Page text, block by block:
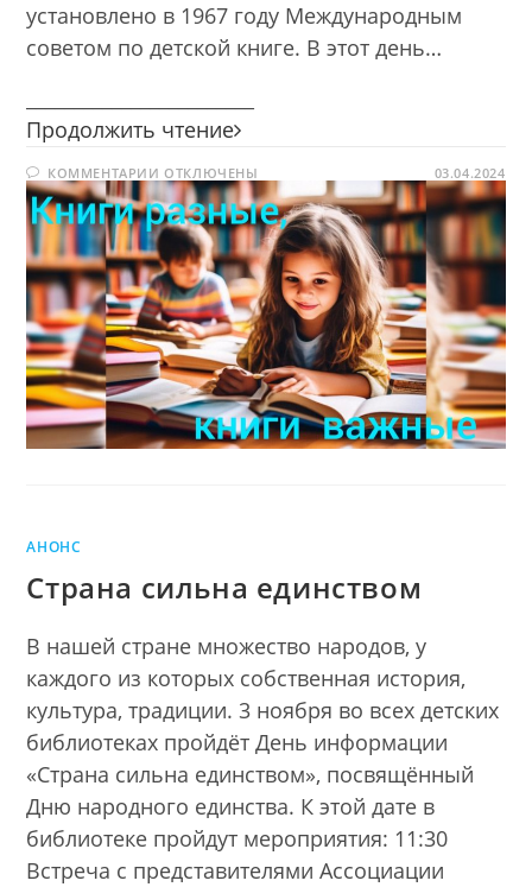
установлено в 1967 году Международным
советом по детской книге. В этот день…
Продолжить чтение Книги
книги
важные
КОММЕНТАРИИ К
ЗАПИСИ
КНИГИ
РАЗНЫЕ,
КНИГИ
ВАЖНЫЕ
ОТКЛЮЧЕНЫ 03.04.2024
АНОНС
Страна сильна единством
В нашей стране множество народов, у
каждого из которых собственная история,
культура, традиции. 3 ноября во всех детских
библиотеках пройдёт День информации
«Страна сильна единством», посвящённый
Дню народного единства. К этой дате в
библиотеке пройдут мероприятия: 11:30
Встреча с представителями Ассоциации